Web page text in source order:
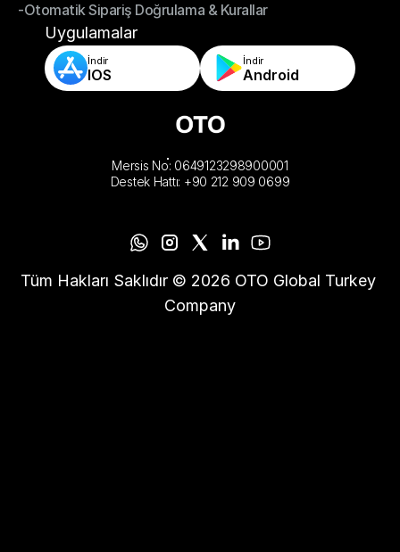
-Mağaza ve Depo Tamamlama Uygulamaları
-Otomatik Sipariş Doğrulama & Kurallar
-Otomatik Sipariş Doğrulama & Kurallar
Uygulamalar
İndir
IOS
İndir
Android
Mersis No: 0649123298900001
Destek Hattı: +90 212 909 0699
Tüm Hakları Saklıdır © 2026 OTO Global Turkey
Company